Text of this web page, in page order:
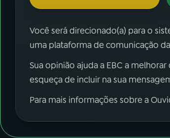
Você será direcionado(a) para o
uma plataforma de comunicação
Sua opinião ajuda a EBC a
esqueça de incluir na sua
Para mais informações sobre a